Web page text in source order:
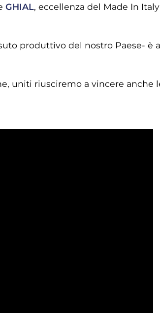
GHIAL, eccellenza del Made In
produttivo del nostro Paese- è
uniti riusciremo a vincere anche